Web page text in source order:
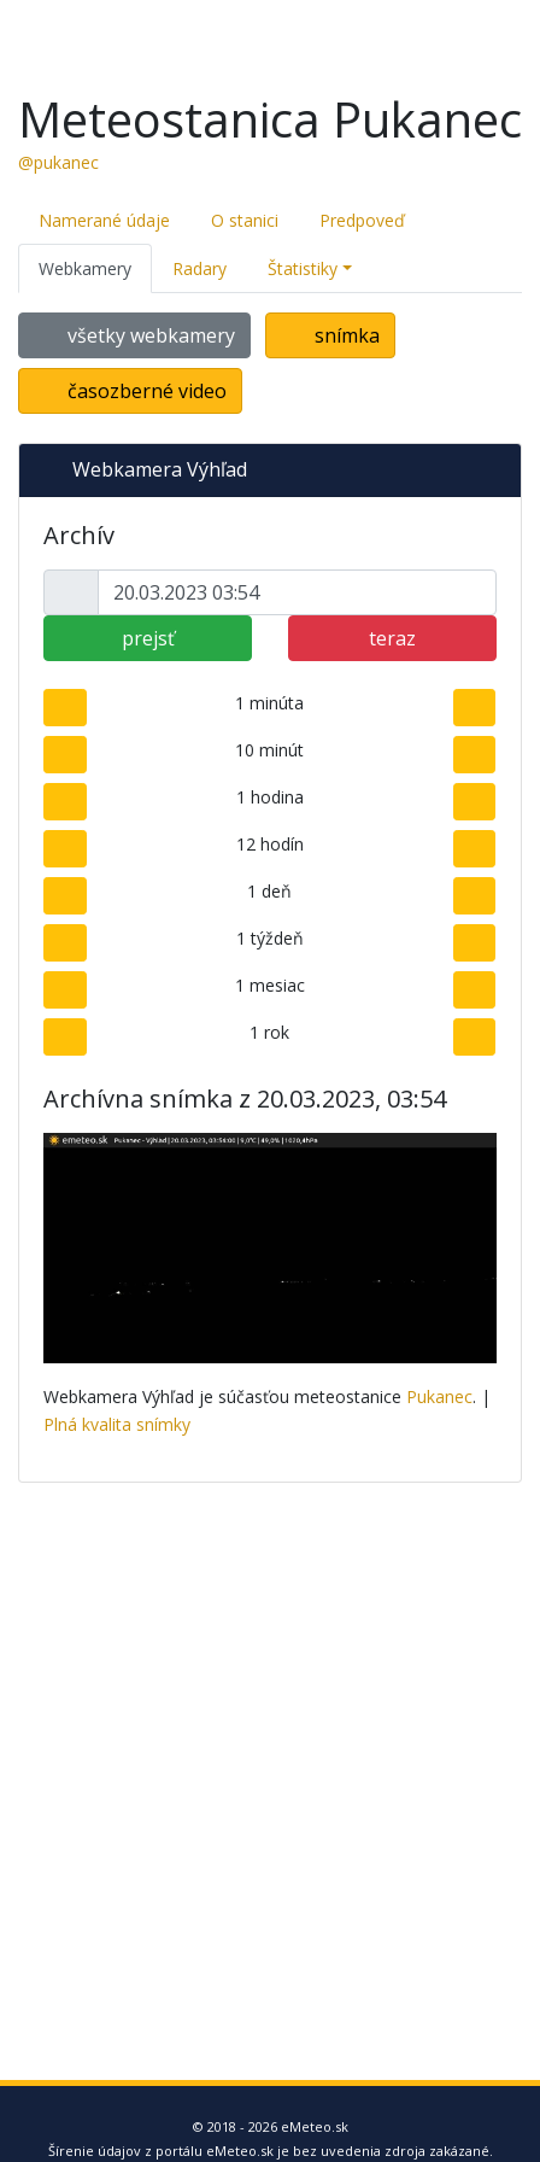
Meteostanica Pukanec
@pukanec
Namerané údaje O stanici Predpoveď
Webkamery Radary Štatistiky
všetky webkamery snímka
časozberné video
Webkamera Výhľad
Archív
prejsť teraz
1 minúta
10 minút
1 hodina
12 hodín
1 deň
1 týždeň
1 mesiac
1 rok
Archívna snímka z 20.03.2023, 03:54
Webkamera Výhľad je súčasťou meteostanice Pukanec. |
Plná kvalita snímky
© 2018 - 2026 eMeteo.sk
Šírenie údajov z portálu eMeteo.sk je bez uvedenia zdroja zakázané.